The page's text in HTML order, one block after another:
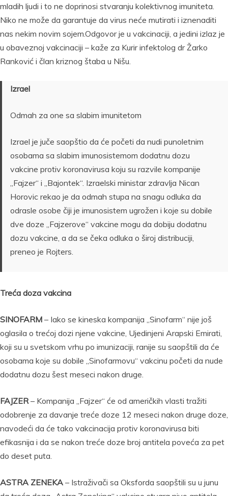
mladih ljudi i to ne doprinosi stvaranju kolektivnog imuniteta.
Niko ne može da garantuje da virus neće mutirati i iznenaditi
nas nekim novim sojem.Odgovor je u vakcinaciji, a jedini izlaz je
u obaveznoj vakcinaciji – kaže za Kurir infektolog dr Žarko
Ranković i član kriznog štaba u Nišu.
Izrael
Odmah za one sa slabim imunitetom
Izrael je juče saopštio da će početi da nudi punoletnim
osobama sa slabim imunosistemom dodatnu dozu
vakcine protiv koronavirusa koju su razvile kompanije
„Fajzer“ i „Bajontek“. Izraelski ministar zdravlja Nican
Horovic rekao je da odmah stupa na snagu odluka da
odrasle osobe čiji je imunosistem ugrožen i koje su dobile
dve doze „Fajzerove“ vakcine mogu da dobiju dodatnu
dozu vakcine, a da se čeka odluka o široj distribuciji,
preneo je Rojters.
Treća doza vakcina
SINOFARM – Iako se kineska kompanija „Sinofarm“ nije još
oglasila o trećoj dozi njene vakcine, Ujedinjeni Arapski Emirati,
koji su u svetskom vrhu po imunizaciji, ranije su saopštili da će
osobama koje su dobile „Sinofarmovu“ vakcinu početi da nude
dodatnu dozu šest meseci nakon druge.
FAJZER– Kompanija „Fajzer“ će od američkih vlasti tražiti
odobrenje za davanje treće doze 12 meseci nakon druge doze,
navodeći da će tako vakcinacija protiv koronavirusa biti
efikasnija i da se nakon treće doze broj antitela poveća za pet
do deset puta.
ASTRA ZENEKA – Istraživači sa Oksforda saopštili su u junu